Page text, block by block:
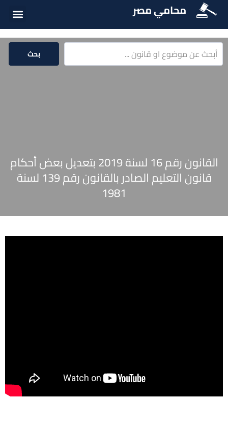
محامي مصر
بحث
القانون رقم 16 لسنة 2019 بتعديل بعض أحكام
قانون التعليم الصادر بالقانون رقم 139 لسنة
1981